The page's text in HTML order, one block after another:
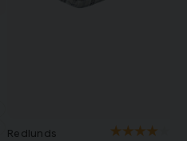
Redlunds